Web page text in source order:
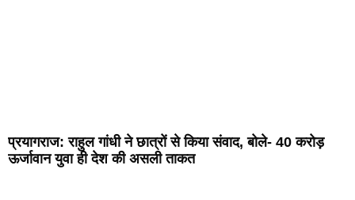
प्रयागराज: राहुल गांधी ने छात्रों से किया संवाद, बोले- 40 करोड़
ऊर्जावान युवा ही देश की असली ताकत